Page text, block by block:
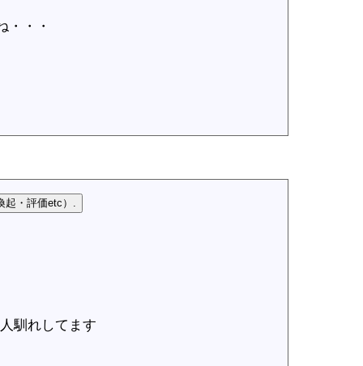
・・・
馴れしてます